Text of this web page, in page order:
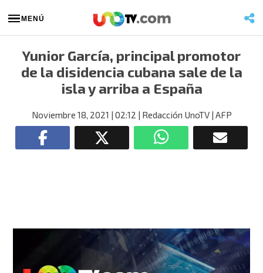
MENÚ
Yunior García, principal promotor
de la disidencia cubana sale de la
isla y arriba a España
Noviembre 18, 2021 | 02:12 | Redacción UnoTV| AFP